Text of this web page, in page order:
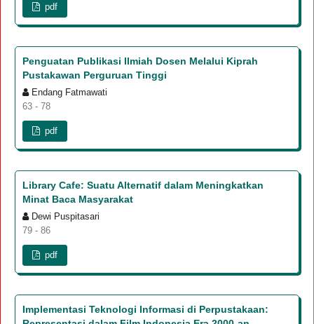
pdf
Penguatan Publikasi Ilmiah Dosen Melalui Kiprah
Pustakawan Perguruan Tinggi
Endang Fatmawati
63 - 78
pdf
Library Cafe: Suatu Alternatif dalam Meningkatkan
Minat Baca Masyarakat
Dewi Puspitasari
79 - 86
pdf
Implementasi Teknologi Informasi di Perpustakaan: